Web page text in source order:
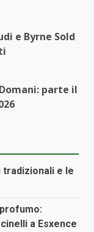
e Byrne Sold
parte il
tradizionali e le
a Esxence